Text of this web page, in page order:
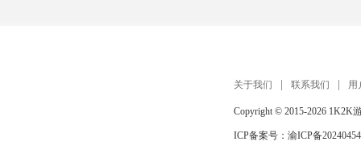
关于我们 联系我们 用
Copyright © 2015-2026 1K2K
ICP备案号： 渝ICP备